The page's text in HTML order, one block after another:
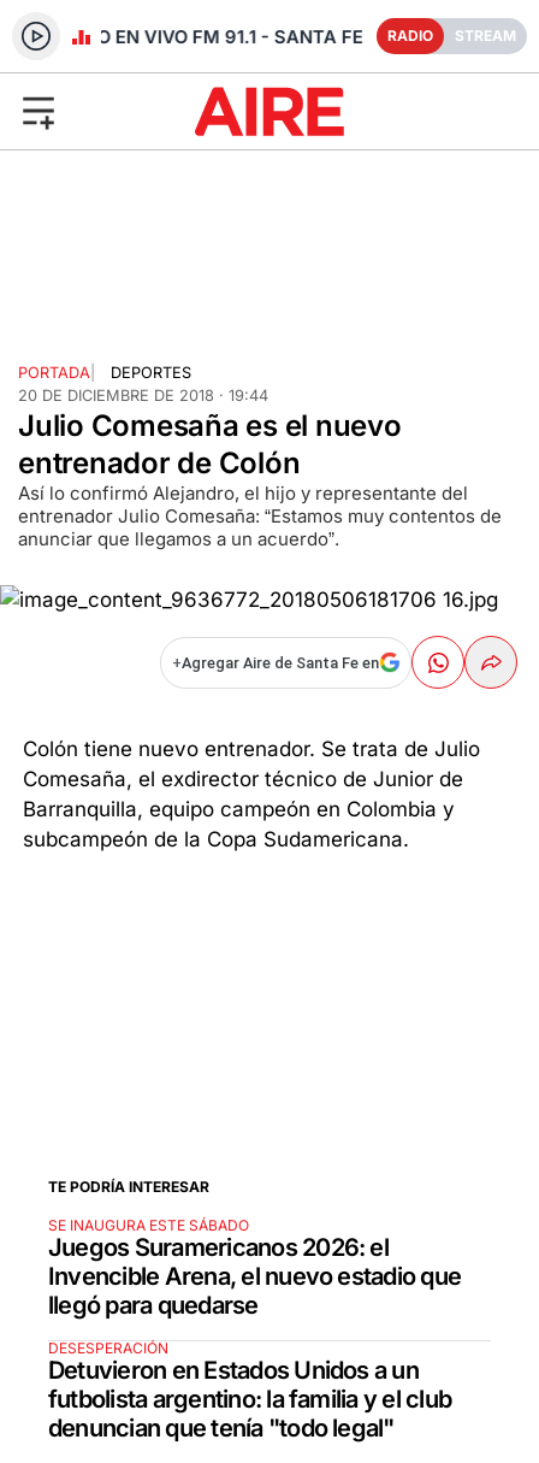
RADIO EN VIVO FM 91.1 - SANTA FE RADIO STREAM
PORTADA
DEPORTES
20 DE DICIEMBRE DE 2018 · 19:44
Julio Comesaña es el nuevo
entrenador de Colón
Así lo confirmó Alejandro, el hijo y representante del
entrenador Julio Comesaña: “Estamos muy contentos de
anunciar que llegamos a un acuerdo”.
+Agregar Aire de Santa Fe en
Colón tiene nuevo entrenador. Se trata de Julio
Comesaña, el exdirector técnico de Junior de
Barranquilla, equipo campeón en Colombia y
subcampeón de la Copa Sudamericana.
TE PODRÍA INTERESAR
SE INAUGURA ESTE SÁBADO
Juegos Suramericanos 2026: el
Invencible Arena, el nuevo estadio que
llegó para quedarse
DESESPERACIÓN
Detuvieron en Estados Unidos a un
futbolista argentino: la familia y el club
denuncian que tenía "todo legal"